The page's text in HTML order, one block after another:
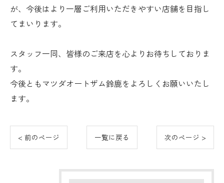
が、今後はより一層ご利用いただきやすい店舗を目指し
てまいります。
スタッフ一同、皆様のご来店を心よりお待ちしておりま
す。
今後ともマツダオートザム鈴鹿をよろしくお願いいたし
ます。
< 前のページ 一覧に戻る 次のページ >